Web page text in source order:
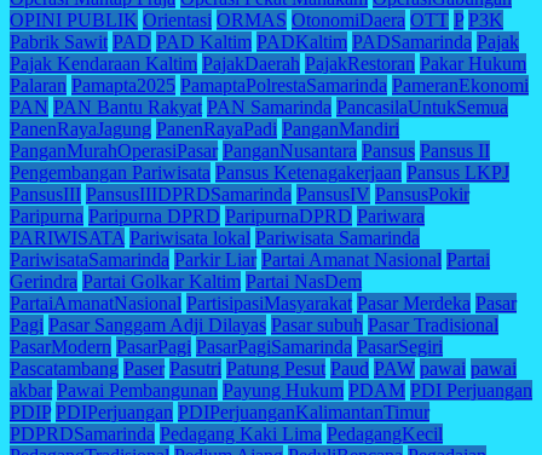
OPINI PUBLIK Orientasi ORMAS OtonomiDaera OTT P P3K
Pabrik Sawit PAD PAD Kaltim PADKaltim PADSamarinda Pajak
Pajak Kendaraan Kaltim PajakDaerah PajakRestoran Pakar Hukum
Palaran Pamapta2025 PamaptaPolrestaSamarinda PameranEkonomi
PAN PAN Bantu Rakyat PAN Samarinda PancasilaUntukSemua
PanenRayaJagung PanenRayaPadi PanganMandiri
PanganMurahOperasiPasar PanganNusantara Pansus Pansus II
Pengembangan Pariwisata Pansus Ketenagakerjaan Pansus LKPJ
PansusIII PansusIIIDPRDSamarinda PansusIV PansusPokir
Paripurna Paripurna DPRD ParipurnaDPRD Pariwara
PARIWISATA Pariwisata lokal Pariwisata Samarinda
PariwisataSamarinda Parkir Liar Partai Amanat Nasional Partai
Gerindra Partai Golkar Kaltim Partai NasDem
PartaiAmanatNasional PartisipasiMasyarakat Pasar Merdeka Pasar
Pagi Pasar Sanggam Adji Dilayas Pasar subuh Pasar Tradisional
PasarModern PasarPagi PasarPagiSamarinda PasarSegiri
Pascatambang Paser Pasutri Patung Pesut Paud PAW pawai pawai
akbar Pawai Pembangunan Payung Hukum PDAM PDI Perjuangan
PDIP PDIPerjuangan PDIPerjuanganKalimantanTimur
PDPRDSamarinda Pedagang Kaki Lima PedagangKecil